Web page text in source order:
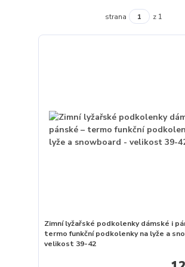
strana z 1
Zimní lyžařské podkolenky dámské i
termo funkční podkolenky na lyže a
velikost 39-42